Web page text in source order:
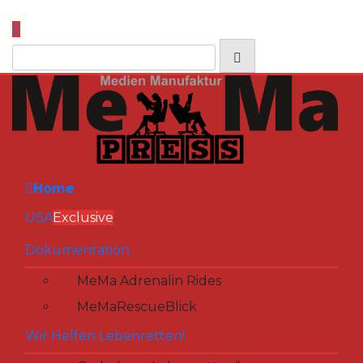
Zum
Inhalt
springen
Home
USAExclusive
Dokumentation
MeMa Adrenalin Rides
MeMaRescueBlick
Wir Helfen Lebenretten!